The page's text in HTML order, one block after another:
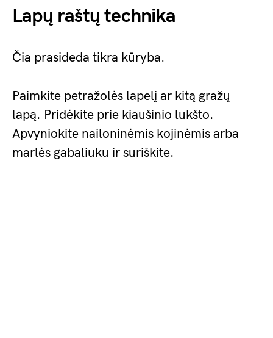
Lapų raštų technika
Čia prasideda tikra kūryba.
Paimkite petražolės lapelį ar kitą gražų
lapą. Pridėkite prie kiaušinio lukšto.
Apvyniokite nailoninėmis kojinėmis arba
marlės gabaliuku ir suriškite.